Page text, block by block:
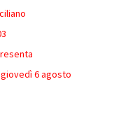
giovedì 6 agosto